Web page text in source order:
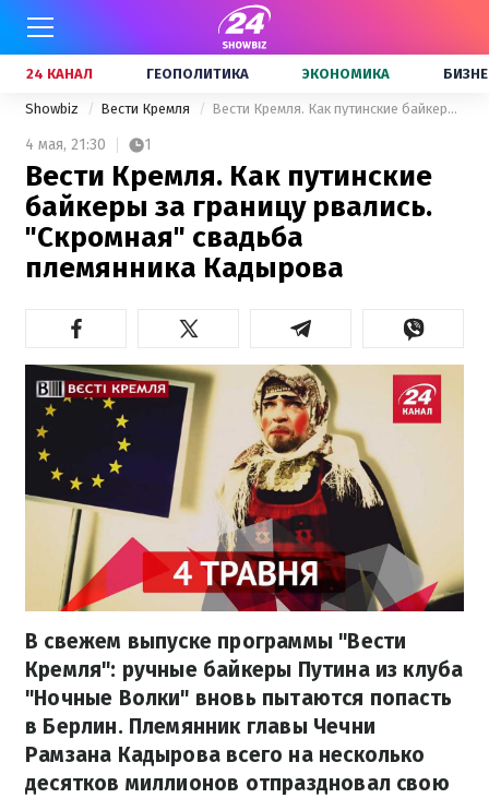
24 КАНАЛ ГЕОПОЛИТИКА ЭКОНОМИКА
Showbiz Вести Кремля Вести Кремля. Как путинские байкеры за границу рвались. "Скромная" свадьба племянника Кадырова
4 мая, 21:30 1
Вести Кремля. Как путинские
байкеры за границу рвались.
"Скромная" свадьба
племянника Кадырова
В свежем выпуске программы "Вести
Кремля": ручные байкеры Путина из клуба
"Ночные Волки" вновь пытаются попасть
в Берлин. Племянник главы Чечни
Рамзана Кадырова всего на несколько
десятков миллионов отпраздновал свою